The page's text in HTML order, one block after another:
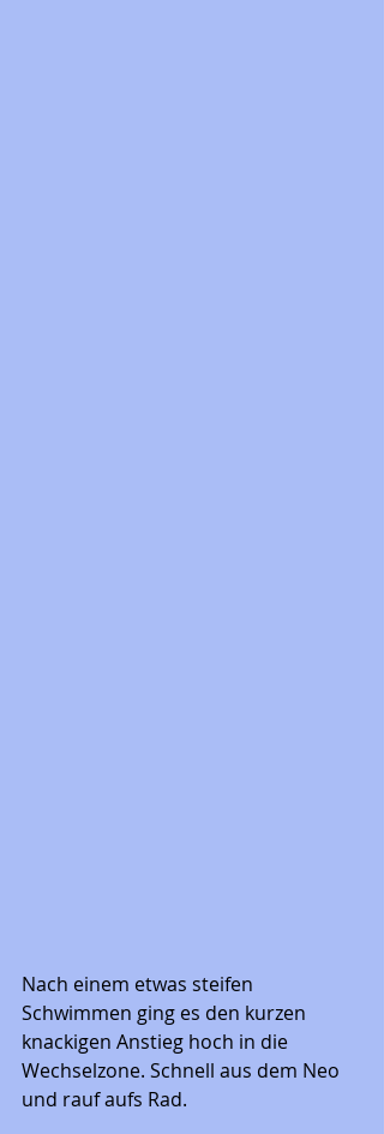
Nach einem etwas steifen
Schwimmen ging es den kurzen
knackigen Anstieg hoch in die
Wechselzone. Schnell aus dem Neo
und rauf aufs Rad.